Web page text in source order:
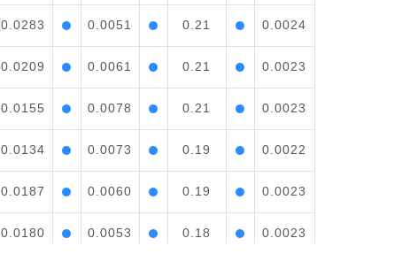
0.0283 0.0051 0.21 0.0024
0.0209 0.0061 0.21 0.0023
0.0155 0.0078 0.21 0.0023
0.0134 0.0073 0.19 0.0022
0.0187 0.0060 0.19 0.0023
0.0180 0.0053 0.18 0.0023